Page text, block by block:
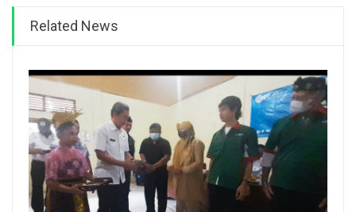
Related News